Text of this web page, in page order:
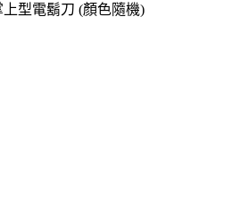
型電鬍刀 (顏色隨機)